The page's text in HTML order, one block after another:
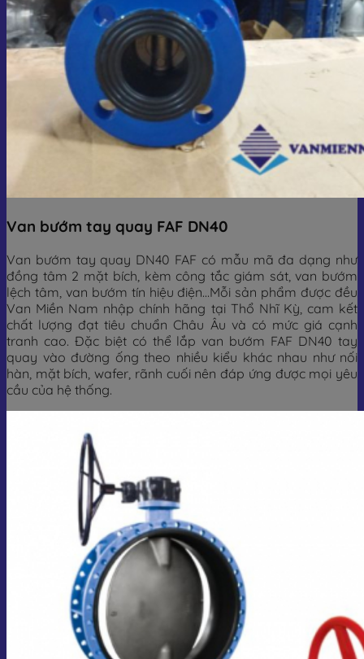
Van bướm tay quay FAF DN40
Van bướm tay quay DN40 FAF có mẫu mã đa dạng như
đồng tâm 2 mặt bích, kèm công tắc giám sát, van bướm
lệch tâm, van bướm tín hiệu điện…Mỗi sản phẩm được đều
Van Miền Nam nhập chính hãng tại Thổ Nhĩ Kỳ, cam kết
chất lượng đạt tiêu chuẩn Châu Âu và có mức giá cạnh
tranh cao. Đặc biệt có thể lắp van bướm FAF DN40 tay
quay vào đường ống theo nhiều kiểu khác nhau như nối
hàn, mặt bích, wafer, rãnh cuối nên đáp ứng được mọi yêu
cầu của hệ thống.